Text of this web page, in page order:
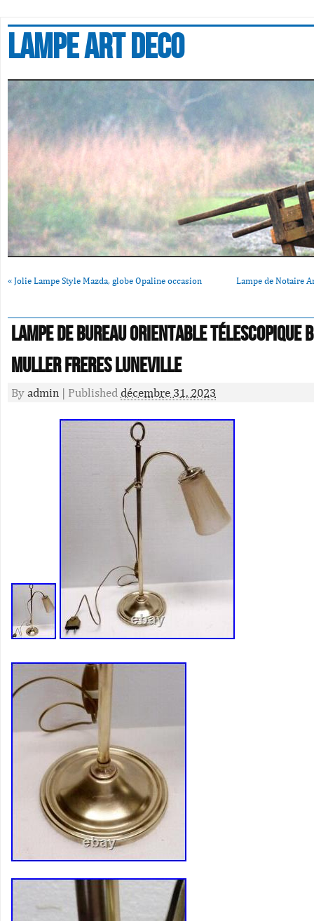
Lampe art deco
« Jolie Lampe Style Mazda, globe Opaline occasion Lampe de Notaire
LAMPE DE BUREAU orientable
MULLER FRERES LUNEVILLE
By admin | Published décembre 31, 2023